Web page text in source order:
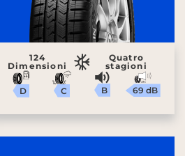
124
Dimensioni
Quatro
stagioni
D C B 69 dB